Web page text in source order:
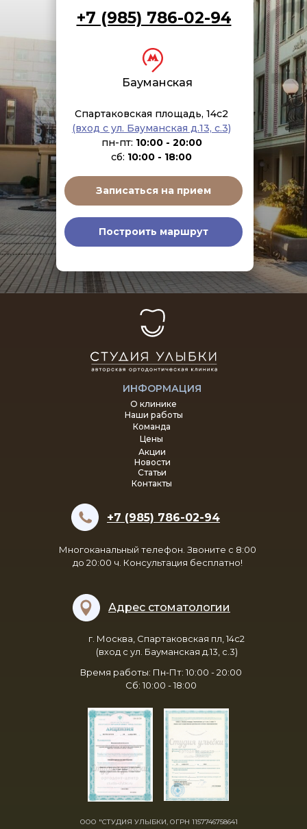
Записаться на прием
Спартаковская площадь, 14с2
(вход с ул. Бауманская д.13, с.3)
пн-пт: 10:00 - 20:00
сб: 10:00 - 18:00
Бауманская
+7 (985) 786-02-94
Построить маршрут
Многоканальный телефон. Звоните с 8:00
до 20:00 ч. Консультация бесплатно!
О клинике
Акции
Команда
Цены
ООО "СТУДИЯ УЛЫБКИ, ОГРН 1157746758641
г. Москва, Спартаковская пл, 14с2
(вход с ул. Бауманская д.13, с.3)
Адрес стоматологии
ИНФОРМАЦИЯ
+7 (985) 786-02-94
Наши работы
Время работы: Пн-Пт: 10:00 - 20:00
Сб: 10:00 - 18:00
Контакты
Новости
Статьи